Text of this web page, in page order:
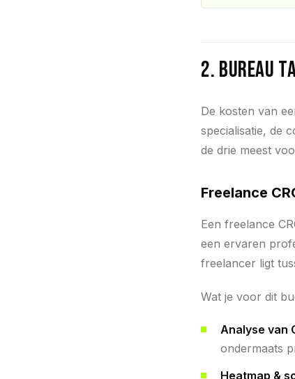
2. Bureau
De kosten van
specialisatie, de
de drie meest
Freelance
Een freelance
een ervaren
freelancer ligt
Wat je voor dit
Analyse van
ondermaats
Heatmap &